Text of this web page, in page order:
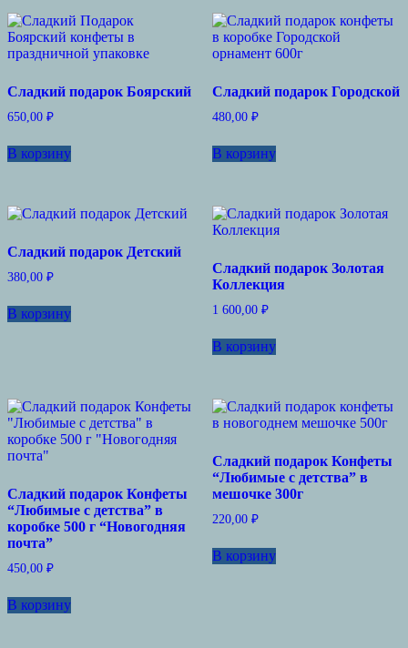
Сладкий подарок Боярский
650,00 ₽
В корзину
Сладкий подарок Городской
480,00 ₽
В корзину
Сладкий подарок Детский
380,00 ₽
В корзину
Сладкий подарок Золотая
Коллекция
1 600,00 ₽
В корзину
Сладкий подарок Конфеты
“Любимые с детства” в
коробке 500 г “Новогодняя
почта”
450,00 ₽
В корзину
Сладкий подарок Конфеты
“Любимые с детства” в
мешочке 300г
220,00 ₽
В корзину